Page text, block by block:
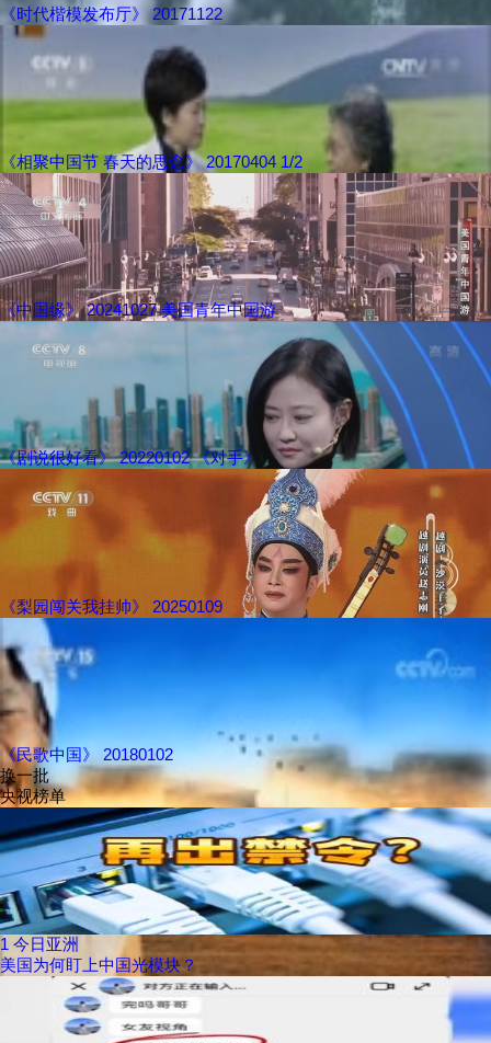
《时代楷模发布厅》 20171122
《相聚中国节 春天的思念》 20170404 1/2
《中国缘》 20241027 美国青年中国游
《剧说很好看》 20220102 《对手》
《梨园闯关我挂帅》 20250109
《民歌中国》 20180102
换一批
央视榜单
1 今日亚洲
美国为何盯上中国光模块？